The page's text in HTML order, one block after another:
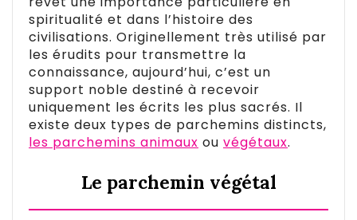
spiritualité et dans l’histoire des
civilisations. Originellement très utilisé par
les érudits pour transmettre la
connaissance, aujourd’hui, c’est un
support noble destiné à recevoir
uniquement les écrits les plus sacrés. Il
existe deux types de parchemins distincts,
les parchemins animaux ou végétaux.
Le parchemin végétal